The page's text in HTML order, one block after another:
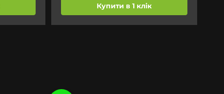
Купити в 1 клік